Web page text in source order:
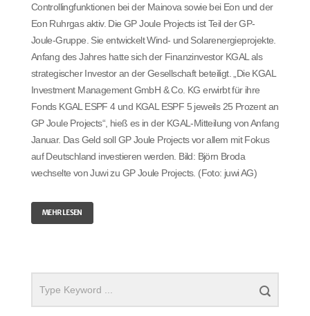
Controllingfunktionen bei der Mainova sowie bei Eon und der
Eon Ruhrgas aktiv. Die GP Joule Projects ist Teil der GP-
Joule-Gruppe. Sie entwickelt Wind- und Solarenergieprojekte.
Anfang des Jahres hatte sich der Finanzinvestor KGAL als
strategischer Investor an der Gesellschaft beteiligt. „Die KGAL
Investment Management GmbH & Co. KG erwirbt für ihre
Fonds KGAL ESPF 4 und KGAL ESPF 5 jeweils 25 Prozent an
GP Joule Projects“, hieß es in der KGAL-Mitteilung von Anfang
Januar. Das Geld soll GP Joule Projects vor allem mit Fokus
auf Deutschland investieren werden. Bild: Björn Broda
wechselte von Juwi zu GP Joule Projects. (Foto: juwi AG)
MEHR LESEN